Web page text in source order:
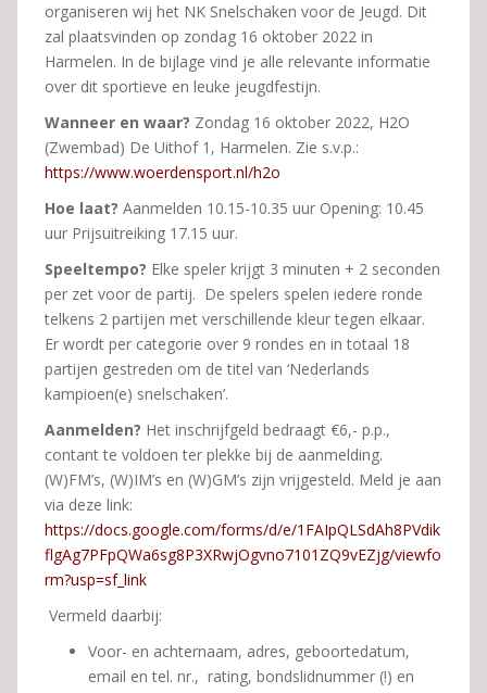
organiseren wij het NK Snelschaken voor de Jeugd. Dit
zal plaatsvinden op zondag 16 oktober 2022 in
Harmelen. In de bijlage vind je alle relevante informatie
over dit sportieve en leuke jeugdfestijn.
Wanneer en waar? Zondag 16 oktober 2022, H2O
(Zwembad) De Uithof 1, Harmelen. Zie s.v.p.:
https://www.woerdensport.nl/h2o
Hoe laat? Aanmelden 10.15-10.35 uur Opening: 10.45
uur Prijsuitreiking 17.15 uur.
Speeltempo? Elke speler krijgt 3 minuten + 2 seconden
per zet voor de partij. De spelers spelen iedere ronde
telkens 2 partijen met verschillende kleur tegen elkaar.
Er wordt per categorie over 9 rondes en in totaal 18
partijen gestreden om de titel van ‘Nederlands
kampioen(e) snelschaken’.
Aanmelden? Het inschrijfgeld bedraagt €6,- p.p.,
contant te voldoen ter plekke bij de aanmelding.
(W)FM’s, (W)IM’s en (W)GM’s zijn vrijgesteld. Meld je aan
via deze link:
https://docs.google.com/forms/d/e/1FAIpQLSdAh8PVdik
flgAg7PFpQWa6sg8P3XRwjOgvno7101ZQ9vEZjg/viewfo
rm?usp=sf_link
Vermeld daarbij:
Voor- en achternaam, adres, geboortedatum,
email en tel. nr., rating, bondslidnummer (!) en